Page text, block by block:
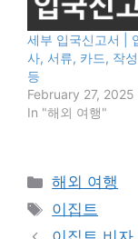
세부 입국신고서 |
사, 서류, 카드, 작
등
February 27, 2025
In "해외 여행"
Categories
해외 여행
Tags
이집트